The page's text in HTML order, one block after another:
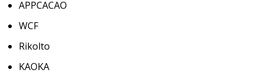
APPCACAO
WCF
Rikolto
KAOKA